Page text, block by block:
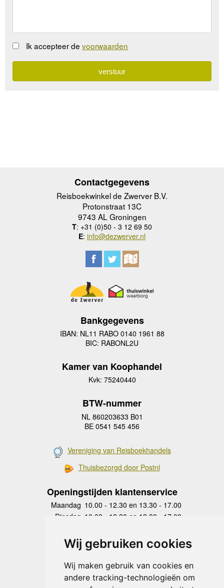
Wij gebruiken cookies
Wij maken gebruik van cookies en
andere tracking-technologieën om
Ik accepteer de voorwaarden
Contactgegevens
Reisboekwinkel de Zwerver B.V.
Protonstraat 13C
9743 AL Groningen
T: +31 (0)50 - 3 12 69 50
E: info@dezwerver.nl
Bankgegevens
IBAN: NL11 RABO 0140 1961 88
BIC: RABONL2U
Kamer van Koophandel
Kvk: 75240440
BTW-nummer
NL 860203633 B01
BE 0541 545 456
Vereniging van Reisboekhandels
Thuisbezorgd door Postnl
Openingstijden klantenservice
Maandag 10.00 - 12.30 en 13.30 - 17.00
Dinsdag 10.00 - 12.30 en 13.30 - 17.00
Donderdag
10.00 - 12.30 en 13.30 - 17.00
Vrijdag 10.00 - 12.30 en 13.30 - 17.00
Zaterdag
gesloten
Zondag gesloten